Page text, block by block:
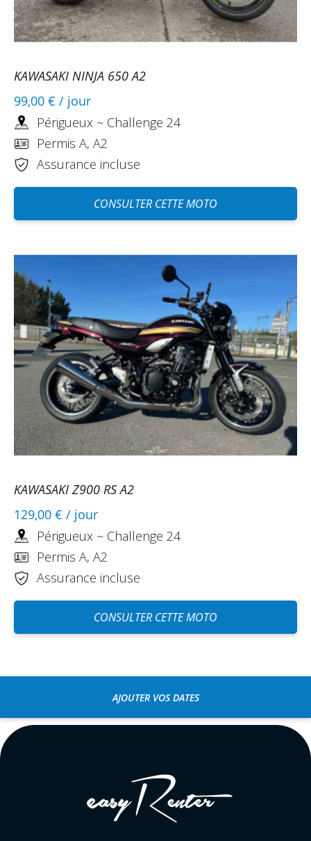
KAWASAKI NINJA 650 A2
99,00 € / jour
Périgueux ~ Challenge 24
Permis A, A2
Assurance incluse
CONSULTER CETTE MOTO
KAWASAKI Z900 RS A2
129,00 € / jour
Périgueux ~ Challenge 24
Permis A, A2
Assurance incluse
CONSULTER CETTE MOTO
AJOUTER VOS DATES